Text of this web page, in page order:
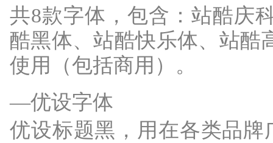
共8款字体，包含：站酷庆
酷黑体、站酷快乐体、站酷
使用（包括商用）。
—优设字体
优设标题黑，用在各类品